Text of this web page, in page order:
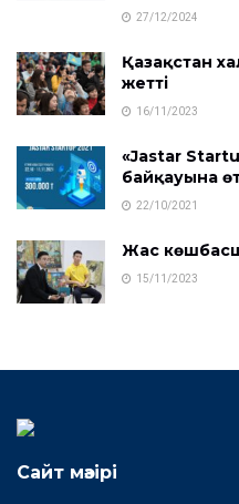
27/12/2024
Қазақстан
жетті
16/11/2023
«Jastar
байқауына
22/10/2021
Жас
15/11/2023
Сайт мәзірі